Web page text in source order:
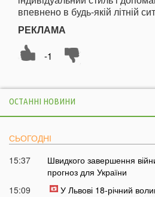
впевнено в будь-якій літній
РЕКЛАМА
-1
ОСТАННІ НОВИНИ
СЬОГОДНІ
15:37
Швидкого завершення
прогноз для України
15:09
У Львові 18-річний